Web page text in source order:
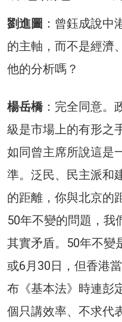
劉進圖 ：曾鈺成說中
的主軸，而不是經濟
他的分析嗎？
楊岳橋：完全同意。
級是市場上的有形之
如同曾主席所說這是
準。泛民、民主派和
的距離，你與北京的
50年不變的問題，我
其實矛盾。50年不變
或6月30日，但香港
布《基本法》時連彭
個只講效率、不求代